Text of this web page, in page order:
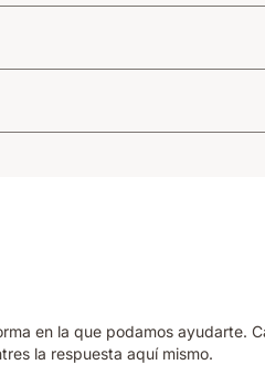
en la que podamos ayudarte.
la respuesta aquí mismo.